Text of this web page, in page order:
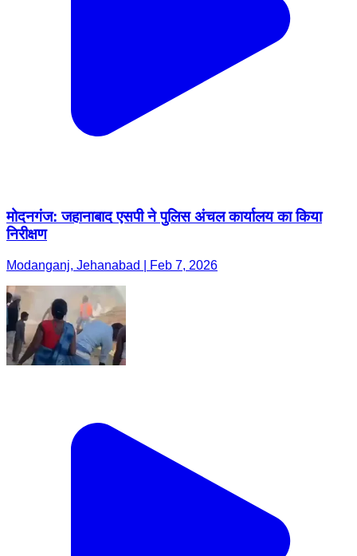
मोदनगंज: जहानाबाद एसपी ने पुलिस अंचल कार्यालय का किया
निरीक्षण
Modanganj, Jehanabad | Feb 7, 2026